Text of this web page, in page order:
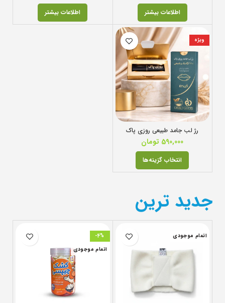
اطلاعات بیشتر اطلاعات بیشتر
ویژه
رژ لب جامد طبیعی روزی پاک
590,000 تومان
انتخاب گزینه‌ها
جدید ترین
اتمام موجودی
-4%
اتمام موجودی